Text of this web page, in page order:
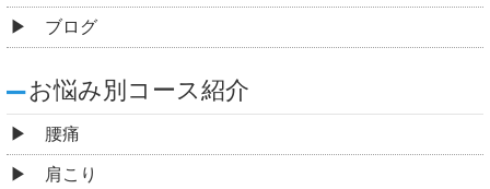
ブログ
お悩み別コース紹介
腰痛
肩こり